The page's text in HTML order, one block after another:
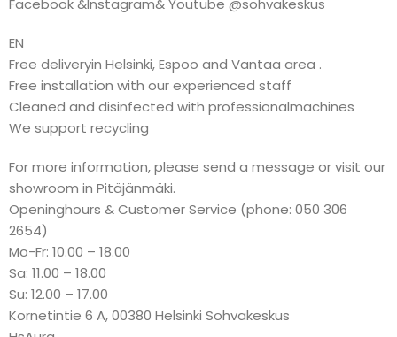
Facebook &Instagram& Youtube @sohvakeskus
EN
Free deliveryin Helsinki, Espoo and Vantaa area .
Free installation with our experienced staff
Cleaned and disinfected with professionalmachines
We support recycling
For more information, please send a message or visit our
showroom in Pitäjänmäki.
Openinghours & Customer Service (phone: 050 306
2654)
Mo-Fr: 10.00 – 18.00
Sa: 11.00 – 18.00
Su: 12.00 – 17.00
Kornetintie 6 A, 00380 Helsinki Sohvakeskus